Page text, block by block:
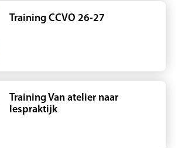
Training CCVO 26-27
Training Van atelier naar
lespraktijk